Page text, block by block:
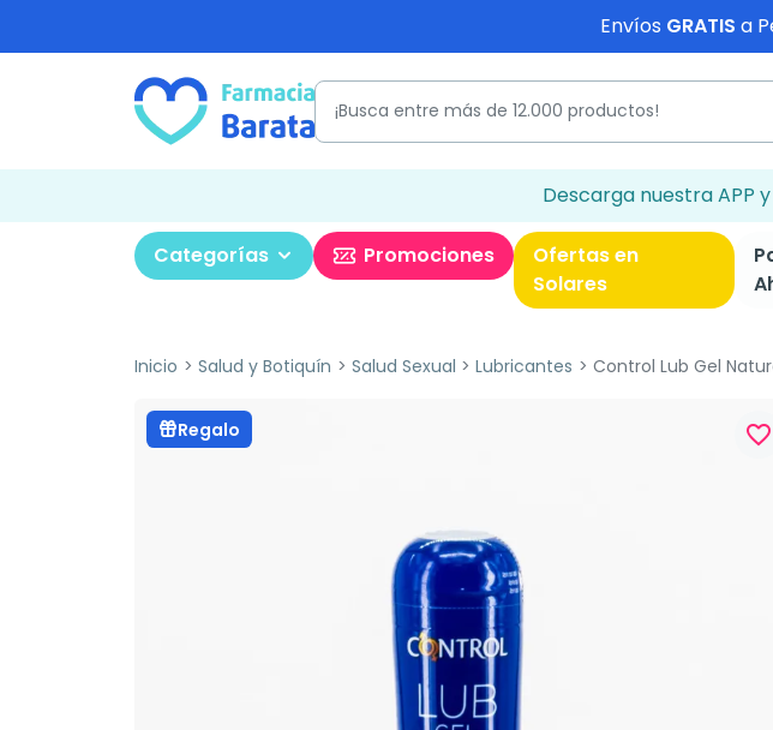
Envíos GRATIS a
Descarga nuestra APP
Categorías Promociones
Ofertas en
Solares
Inicio Salud y Botiquín Salud Sexual Lubricantes Control Lub Gel
Regalo favorite_border